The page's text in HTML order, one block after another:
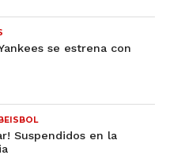
se estrena con
Suspendidos en la